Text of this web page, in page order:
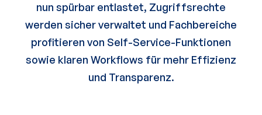
nun spürbar entlastet, Zugriffsrechte
werden sicher verwaltet und Fachbereiche
profitieren von Self-Service-Funktionen
sowie klaren Workflows für mehr Effizienz
und Transparenz.